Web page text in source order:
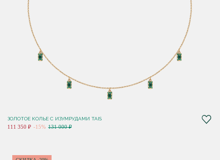
ЗОЛОТОЕ КОЛЬЕ С ИЗУМРУДАМИ TAIS
111 350 ₽ -15% 131 000 ₽